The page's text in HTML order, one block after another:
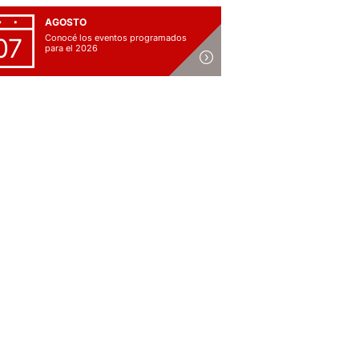
AGOSTO
Conocé los eventos programados
para el 2026